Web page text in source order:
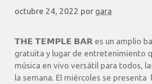
octubre 24, 2022 por gara
𝗧𝗛𝗘 𝗧𝗘𝗠𝗣𝗟𝗘 𝗕𝗔𝗥 es un amplio
gratuita y lugar de entretenimiento
música en vivo versátil para todos,
la semana. El miércoles se presenta